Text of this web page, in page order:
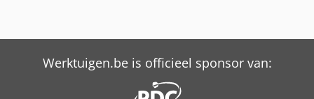
Werktuigen.be is officieel sponsor van: